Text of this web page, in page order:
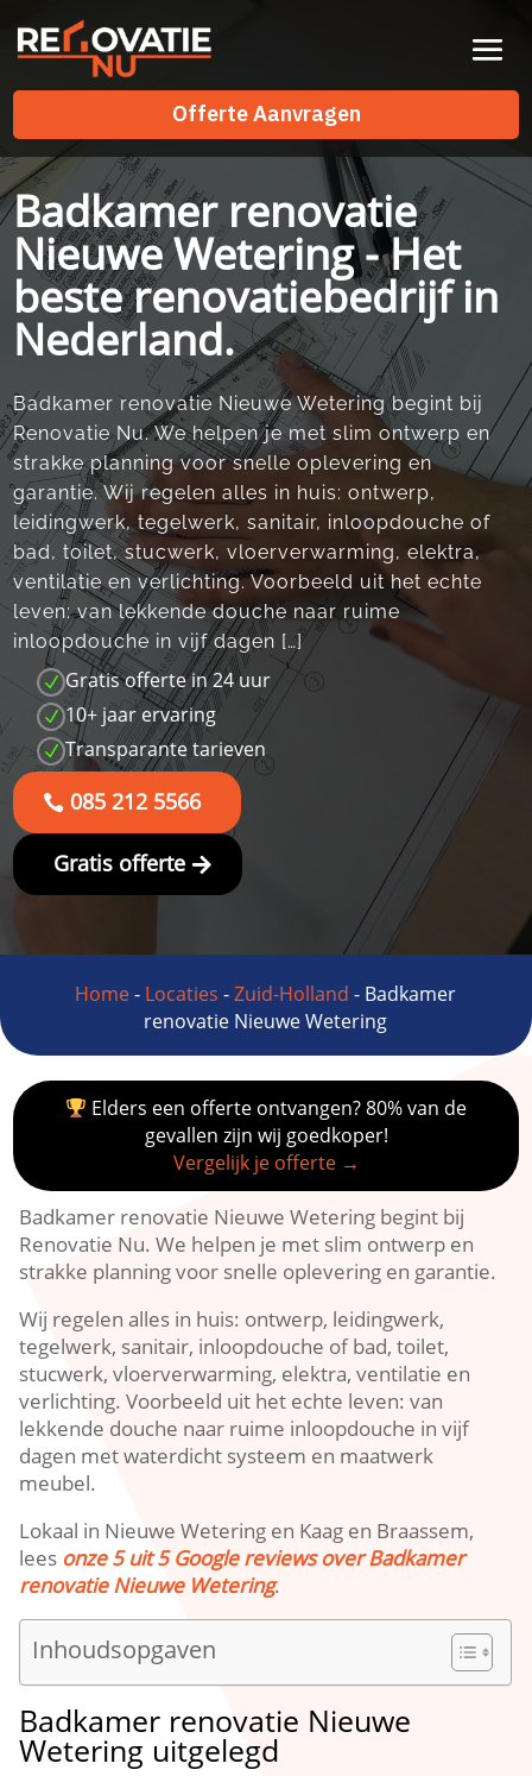
Offerte Aanvragen
Offerte Aanvragen
Badkamer renovatie
Nieuwe Wetering - Het
beste renovatiebedrijf in
Nederland.
Badkamer renovatie Nieuwe Wetering begint bij
Renovatie Nu.​ We helpen je met slim ontwerp en
strakke planning voor snelle oplevering en
garantie.​ Wij regelen alles in huis: ontwerp,
leidingwerk, tegelwerk, sanitair, inloopdouche of
bad, toilet, stucwerk, vloerverwarming, elektra,
ventilatie en verlichting.​ Voorbeeld uit het echte
leven: van lekkende douche naar ruime
inloopdouche in vijf dagen […]
N Gratis offerte in 24 uur
N 10+ jaar ervaring
N Transparante tarieven
085 212 5566
Gratis offerte
Home- Locaties -Zuid-Holland - Badkamer
renovatie Nieuwe Wetering
Elders een offerte ontvangen? 80% van de
gevallen zijn wij goedkoper!
Vergelijk je offerte →
Badkamer renovatie Nieuwe Wetering begint bij
Renovatie Nu.​ We helpen je met slim ontwerp en
strakke planning voor snelle oplevering en garantie.​
Wij regelen alles in huis: ontwerp, leidingwerk,
tegelwerk, sanitair, inloopdouche of bad, toilet,
stucwerk, vloerverwarming, elektra, ventilatie en
verlichting.​ Voorbeeld uit het echte leven: van
lekkende douche naar ruime inloopdouche in vijf
dagen met waterdicht systeem en maatwerk
meubel.​
Lokaal in Nieuwe Wetering en Kaag en Braassem,
lees onze 5 uit 5 Google reviews over Badkamer
renovatie Nieuwe Wetering.​
Inhoudsopgaven
Badkamer renovatie Nieuwe
Wetering uitgelegd